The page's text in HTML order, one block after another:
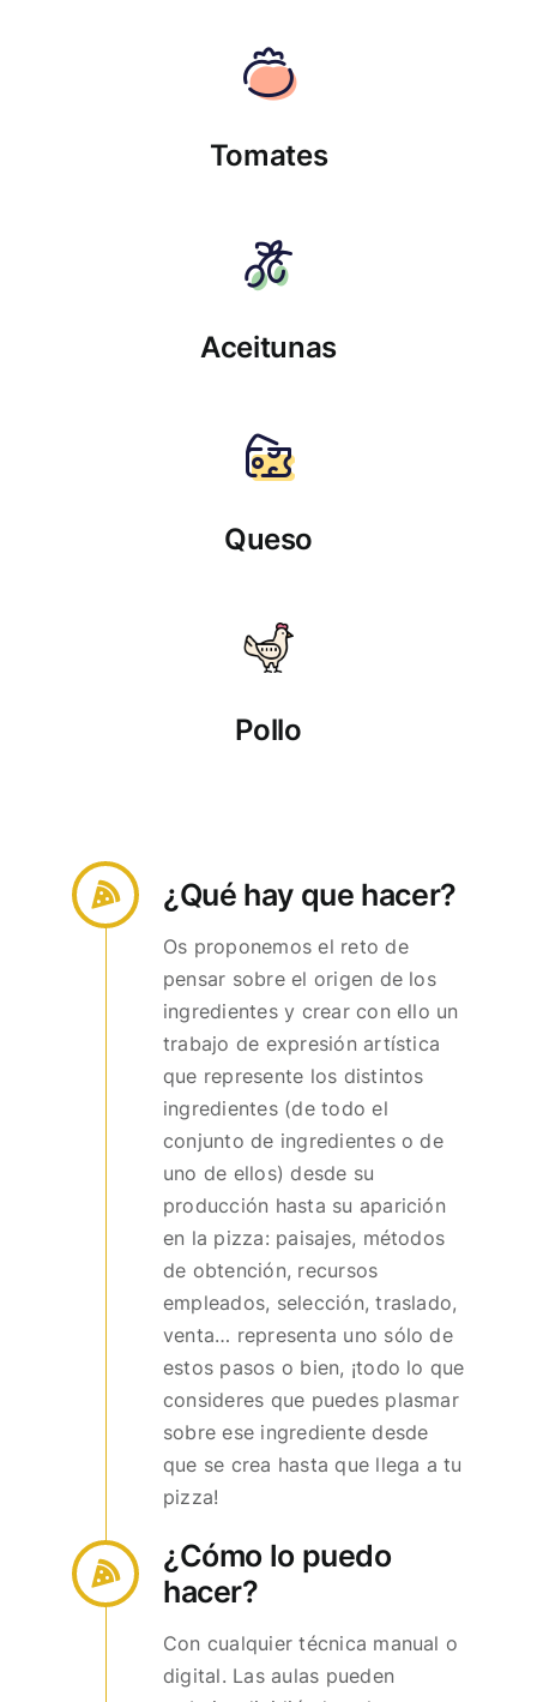
Tomates
Aceitunas
Queso
Pollo
¿Qué hay que hacer?
Os proponemos el reto de
pensar sobre el origen de los
ingredientes y crear con ello un
trabajo de expresión artística
que represente los distintos
ingredientes (de todo el
conjunto de ingredientes o de
uno de ellos) desde su
producción hasta su aparición
en la pizza: paisajes, métodos
de obtención, recursos
empleados, selección, traslado,
venta… representa uno sólo de
estos pasos o bien, ¡todo lo que
consideres que puedes plasmar
sobre ese ingrediente desde
que se crea hasta que llega a tu
pizza!
¿Cómo lo puedo
hacer?
Con cualquier técnica manual o
digital. Las aulas pueden